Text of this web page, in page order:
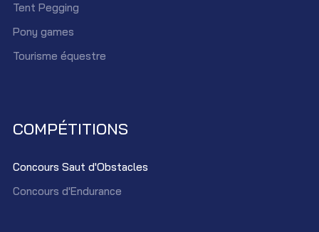
Tent Pegging
Pony games
Tourisme équestre
COMPÉTITIONS
Concours Saut d'Obstacles
Concours d'Endurance